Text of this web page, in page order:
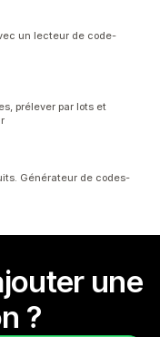
un lecteur de code-
prélever par lots et
Générateur de codes-
une
?